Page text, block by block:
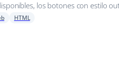
los botones con estilo
HTML